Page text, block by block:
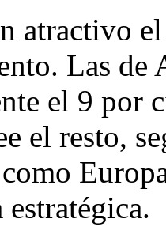
atractivo
Las de
el 9 por
el resto,